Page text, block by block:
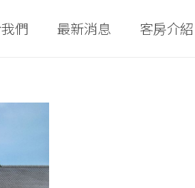
們 最新消息 客房介紹